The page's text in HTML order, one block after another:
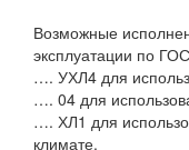
Возможные
эксплуатации по
…. УХЛ4 для
…. 04 для
…. ХЛ1 для
климате.